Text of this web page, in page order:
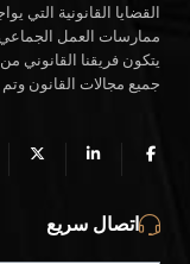
القضايا القانونية التي
ممارسات العمل الجماعي
يتكون فريقنا القانوني
جميع مجالات القانون
اتصال سريع